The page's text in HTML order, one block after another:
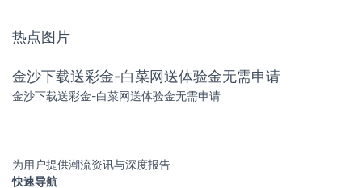
热点图片
金沙下载送彩金-白菜网送体验金无需申请
金沙下载送彩金-白菜网送体验金无需申请
为用户提供潮流资讯与深度报告
快速导航